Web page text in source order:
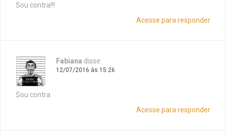
Sou contra!!!
Acesse para responder
Fabiana disse:
12/07/2016 às 15:26
Sou contra
Acesse para responder